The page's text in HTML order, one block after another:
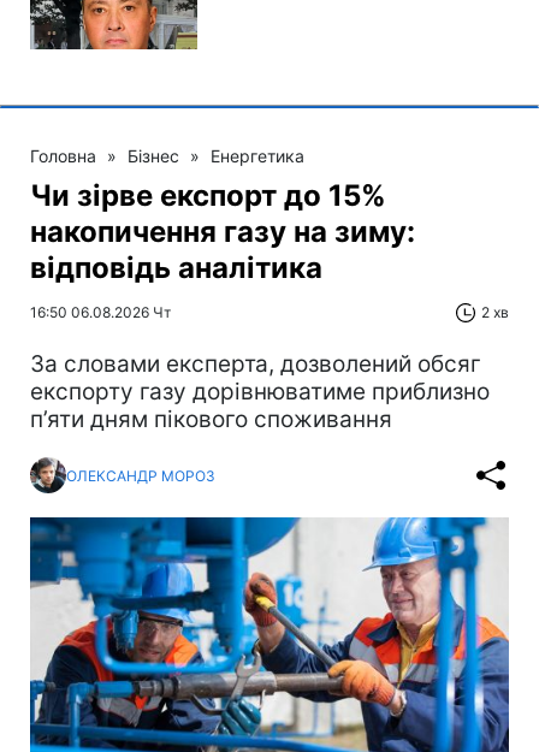
Головна » Бізнес » Енергетика
Чи зірве експорт до 15%
накопичення газу на зиму:
відповідь аналітика
16:50 06.08.2026 Чт 2 хв
За словами експерта, дозволений обсяг
експорту газу дорівнюватиме приблизно
п’яти дням пікового споживання
ОЛЕКСАНДР МОРОЗ